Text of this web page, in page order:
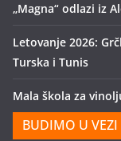
„Magna“ odlazi iz
Letovanje 2026:
Turska i Tunis
Mala škola za
BUDIMO U VEZI